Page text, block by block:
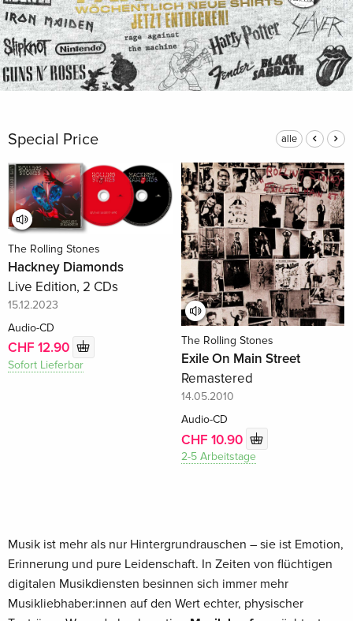
Special Price alle
The Rolling Stones
Hackney Diamonds
Live Edition, 2 CDs
15.12.2023
Audio-CD
CHF 12.90
Sofort Lieferbar
The Rolling Stones
Exile On Main Street
Remastered
14.05.2010
Audio-CD
CHF 10.90
2-5 Arbeitstage
Musik ist mehr als nur Hintergrundrauschen – sie ist Emotion,
Erinnerung und pure Leidenschaft. In Zeiten von flüchtigen
digitalen Musikdiensten besinnen sich immer mehr
Musikliebhaber:innen auf den Wert echter, physischer